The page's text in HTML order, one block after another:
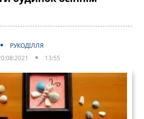
РУКОДІЛЛЯ
13:55